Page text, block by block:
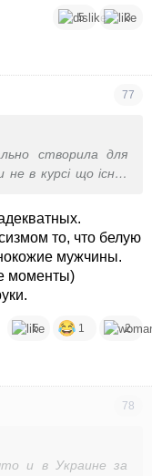
5 3
77
створила для
в курсі що існує
то, что белую
мужчины.
моменты)
5 1 2
78
и в Украине за